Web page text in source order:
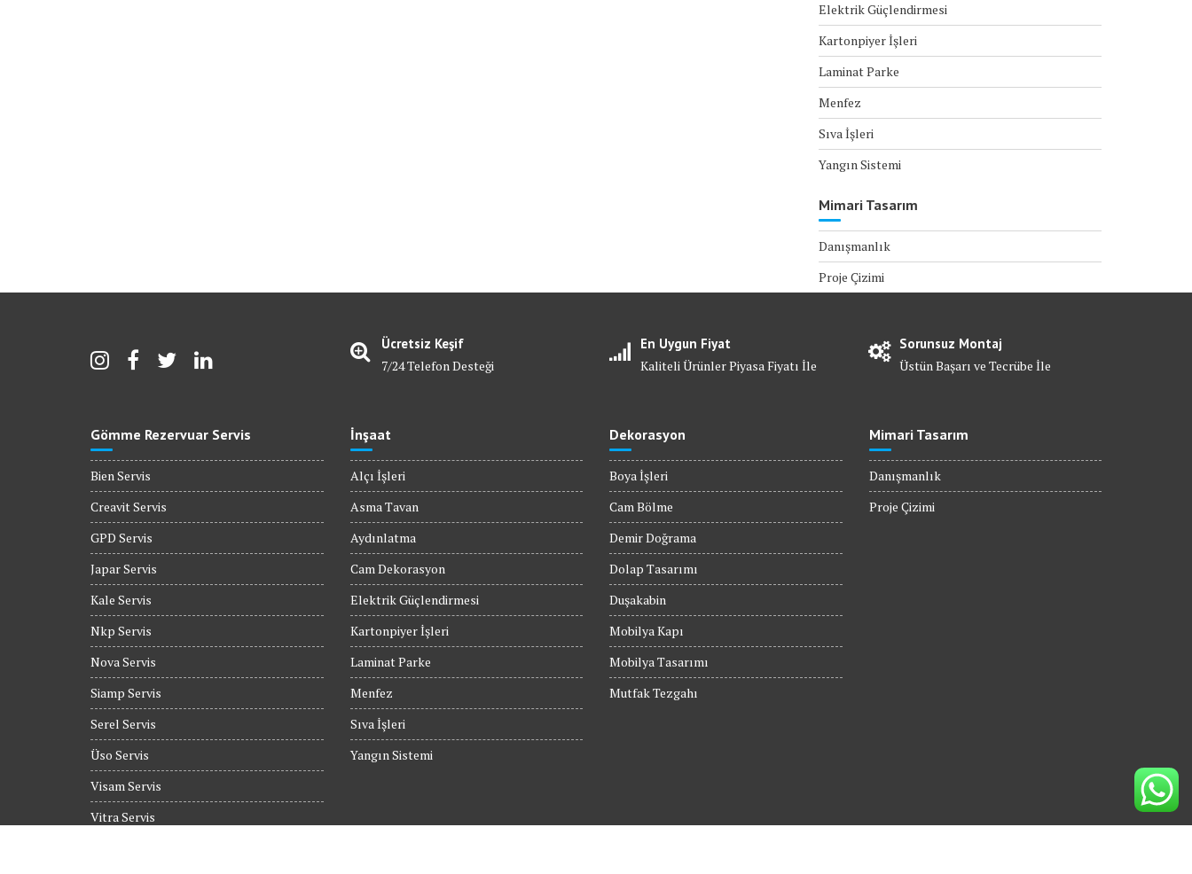
Elektrik Güçlendirmesi
Kartonpiyer İşleri
Laminat Parke
Menfez
Sıva İşleri
Yangın Sistemi
Mimari Tasarım
Danışmanlık
Proje Çizimi
Ücretsiz Keşif
7/24 Telefon Desteği
En Uygun Fiyat
Kaliteli Ürünler Piyasa Fiyatı İle
Sorunsuz Montaj
Üstün Başarı ve Tecrübe İle
Gömme Rezervuar Servis
Bien Servis
Creavit Servis
GPD Servis
Japar Servis
Kale Servis
Nkp Servis
Nova Servis
Siamp Servis
Serel Servis
Üso Servis
Visam Servis
Vitra Servis
İnşaat
Alçı İşleri
Asma Tavan
Aydınlatma
Cam Dekorasyon
Elektrik Güçlendirmesi
Kartonpiyer İşleri
Laminat Parke
Menfez
Sıva İşleri
Yangın Sistemi
Dekorasyon
Boya İşleri
Cam Bölme
Demir Doğrama
Dolap Tasarımı
Duşakabin
Mobilya Kapı
Mobilya Tasarımı
Mutfak Tezgahı
Mimari Tasarım
Danışmanlık
Proje Çizimi